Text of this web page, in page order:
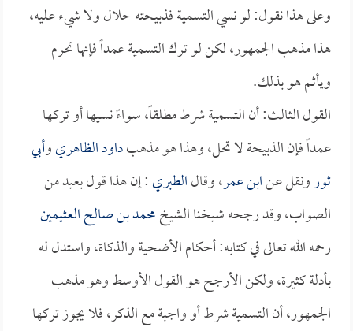
وعلى هذا نقول: لو نسي التسمية فذبيحته حلال ولا شيء عليه،
هذا مذهب الجمهور، لكن لو ترك التسمية عمداً فإنها تحرم
ويأثم هو بذلك.
القول الثالث: أن التسمية شرط مطلقاً، سواءً نسيها أو تركها
عمداً فإن الذبيحة لا تحل، وهذا هو مذهبداود الظاهريوأبي
ثورونقل عنابن عمر، وقالالطبري: إن هذا قول بعيد من
الصواب، وقد رجحه شيخنا الشيخمحمد بن صالح العثيمين
رحمه الله تعالى في كتابه: أحكام الأضحية والذكاة، واستدل له
بأدلة كثيرة، ولكن الأرجح هو القول الأوسط وهو مذهب
الجمهور، أن التسمية شرط أو واجبة مع الذكر، فلا يجوز تركها